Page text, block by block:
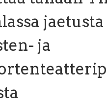
jaetusta
ja